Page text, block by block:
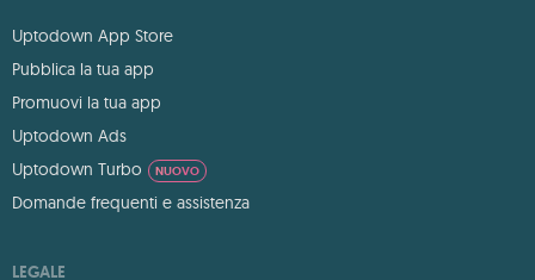
Uptodown App Store
Pubblica la tua app
Promuovi la tua app
Uptodown Ads
Uptodown Turbo
NUOVO
Domande frequenti e assistenza
LEGALE